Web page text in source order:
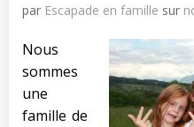
par Escapade en famille sur
Nous
sommes
une
famille de